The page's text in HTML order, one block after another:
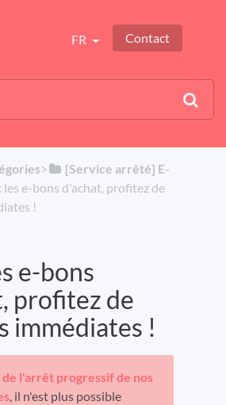
FR Contact
​>​
​[Service arrêté] E-
les e-bons d'achat, profitez de
!
e-bons
profitez de
immédiates !
l'arrêt progressif de nos
, il n'est plus possible